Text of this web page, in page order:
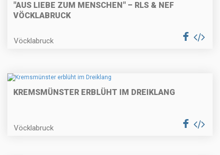
"AUS LIEBE ZUM MENSCHEN" – RLS & NEF
VÖCKLABRUCK
Vöcklabruck
KREMSMÜNSTER ERBLÜHT IM DREIKLANG
Vöcklabruck